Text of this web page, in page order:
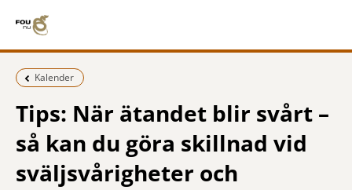
Föregående sida:
Kalender
Tips: När ätandet blir svårt –
så kan du göra skillnad vid
sväljsvårigheter och